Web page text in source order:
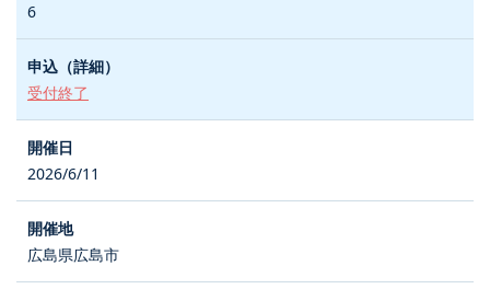
6
受付終了
2026/6/11
広島県広島市